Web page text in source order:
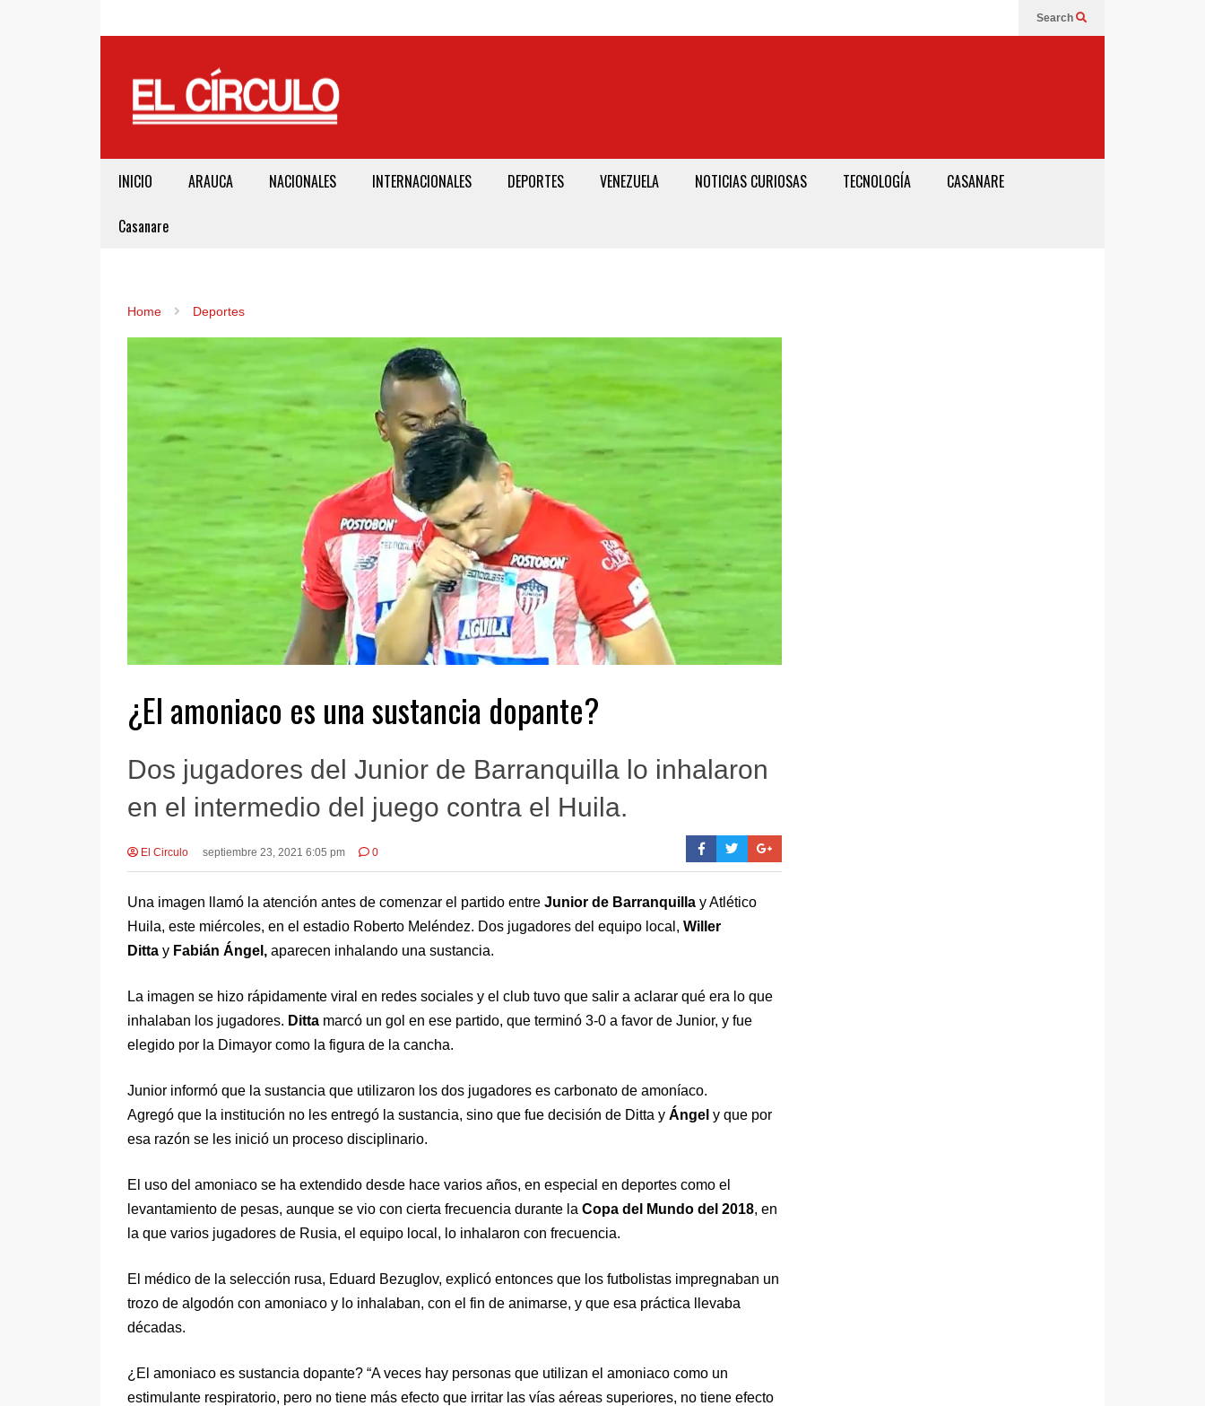
Search
INICIO ARAUCA NACIONALES INTERNACIONALES DEPORTES VENEZUELA NOTICIAS CURIOSAS TECNOLOGÍA CASANARE
Casanare
Home Deportes
¿El amoniaco es una sustancia dopante?
Dos jugadores del Junior de Barranquilla lo inhalaron
en el intermedio del juego contra el Huila.
El Circulo septiembre 23, 2021 6:05 pm 0
Una imagen llamó la atención antes de comenzar el partido entre Junior de Barranquilla y Atlético
Huila, este miércoles, en el estadio Roberto Meléndez. Dos jugadores del equipo local, Willer
Ditta y Fabián Ángel, aparecen inhalando una sustancia.
La imagen se hizo rápidamente viral en redes sociales y el club tuvo que salir a aclarar qué era lo que
inhalaban los jugadores. Ditta marcó un gol en ese partido, que terminó 3-0 a favor de Junior, y fue
elegido por la Dimayor como la figura de la cancha.
Junior informó que la sustancia que utilizaron los dos jugadores es carbonato de amoníaco.
Agregó que la institución no les entregó la sustancia, sino que fue decisión de Ditta y Ángel y que por
esa razón se les inició un proceso disciplinario.
El uso del amoniaco se ha extendido desde hace varios años, en especial en deportes como el
levantamiento de pesas, aunque se vio con cierta frecuencia durante la Copa del Mundo del 2018, en
la que varios jugadores de Rusia, el equipo local, lo inhalaron con frecuencia.
El médico de la selección rusa, Eduard Bezuglov, explicó entonces que los futbolistas impregnaban un
trozo de algodón con amoniaco y lo inhalaban, con el fin de animarse, y que esa práctica llevaba
décadas.
¿El amoniaco es sustancia dopante? “A veces hay personas que utilizan el amoniaco como un
estimulante respiratorio, pero no tiene más efecto que irritar las vías aéreas superiores, no tiene efecto